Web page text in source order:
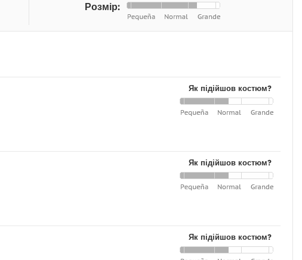
Розмір:
Як підійшов костюм?
Як підійшов костюм?
Як підійшов костюм?